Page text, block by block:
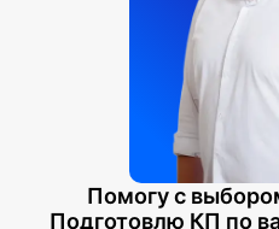
Помогу с
Подготовлю КП по